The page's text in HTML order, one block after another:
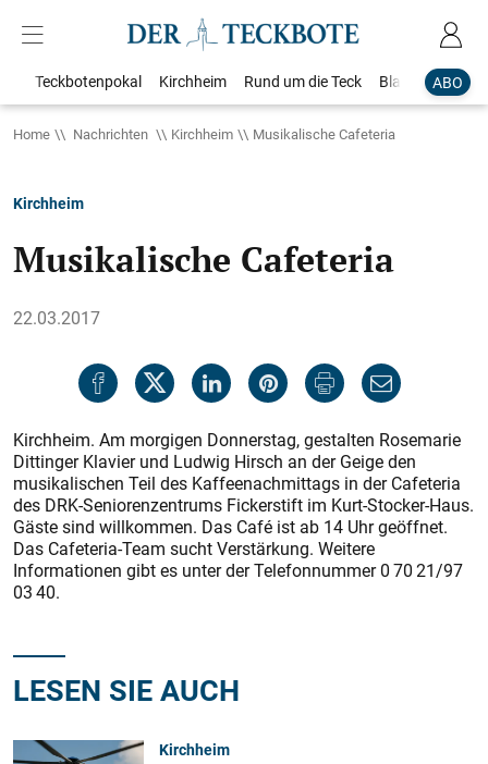
ABO
Teckbotenpokal Kirchheim Rund um die Teck Blaulicht
Home Nachrichten Kirchheim Musikalische Cafeteria
Kirchheim
Musikalische Cafeteria
22.03.2017
Kirchheim. Am morgigen Donnerstag, gestalten Rosemarie
Dittinger Klavier und Ludwig Hirsch an der Geige den
musikalischen Teil des Kaffeenachmittags in der Cafeteria
des DRK-Seniorenzentrums Fickerstift im Kurt-Stocker-Haus.
Gäste sind willkommen. Das Café ist ab 14 Uhr geöffnet.
Das Cafeteria-Team sucht Verstärkung. Weitere
Informationen gibt es unter der Telefonnummer 0 70 21/97
03 40.
LESEN SIE AUCH
Kirchheim